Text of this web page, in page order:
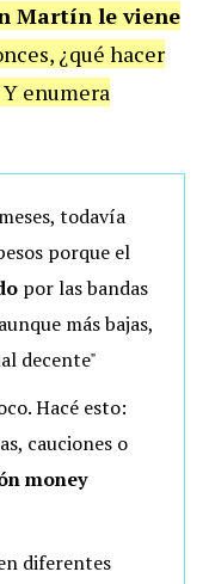
Martín le viene
¿qué hacer
enumera
todavía
porque el
por las bandas
más bajas,
decente"
Hacé esto:
cauciones o
money
diferentes